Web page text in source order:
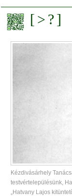
Kézdivásárhely
testvértelepülésünk,
„Hatvany Lajos